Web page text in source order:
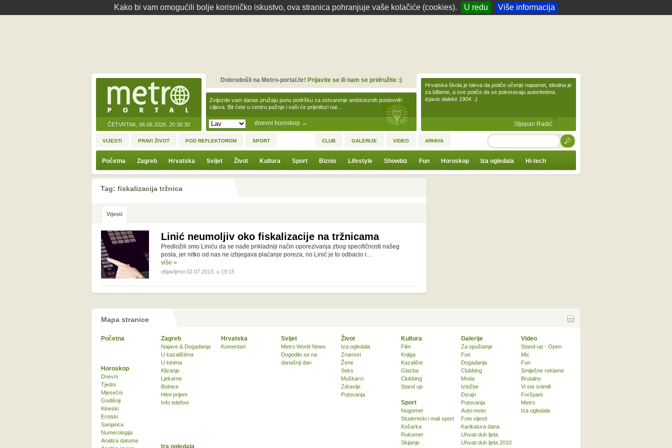
Kako bi vam omogućili bolje korisničko iskustvo, ova stranica pohranjuje vaše kolačiće (cookies). U redu Više informacija
ČETVRTAK, 06.08.2026. 20:36:30 dnevni horoskop →
Zvijezde vam danas pružaju punu podršku za ostvarenje ambicioznih poslovnih
ciljeva. Bit ćete u centru pažnje i vaši će prijedlozi nai…
Dobrodošli na Metro-portal.hr! Prijavite seili nam se pridružite :)
Hrvatska škola je takva da potiče učenje napamet, idealna je
za biflante, a sve potiče da se pokoravaju autoritetima
izjavio daleke 1904. :)
Stjepan Radić
VIJESTI PRAVI ŽIVOT POD REFLEKTOROM SPORT CLUB GALERIJE VIDEO ARHIVA TRAŽI
Početna Zagreb Hrvatska Svijet Život Kultura Sport Biznis Lifestyle Showbiz Fun Horoskop Iza ogledala Hi-tech
Tag: fiskalizacija tržnica
Vijesti
Linić neumoljiv oko fiskalizacije na tržnicama
Predložili smo Liniću da se nađe prikladniji način oporezivanja zbog specifičnosti našeg
posla, jer nitko od nas ne izbjegava plaćanje poreza, no Linić je to odbacio i…
više »
objavljeno 02.07.2013. u 19:15
Mapa stranice
Početna Zagreb
Najave & Događanja
U kazalištima
U kinima
Klizanje
Ljekarne
Bolnice
Hitni prijem
Info telefoni
Hrvatska
Komentari
Svijet
Metro World News
Dogodilo se na
današnji dan
Život
Iza ogledala
Znanost
Žene
Seks
Muškarci
Zdravlje
Putovanja
Kultura
Film
Knjiga
Kazalište
Glazba
Clubbing
Stand up
Sport
Nogomet
Studentski i mali sport
Košarka
Rukomet
Skijanje
Horoskop
Dnevni
Tjedni
Mjesečni
Godišnji
Kineski
Erotski
Sanjarica
Numerologija
Analiza datuma
Iza ogledala
Galerije
Za opuštanje
Fun
Događanja
Clubbing
Moda
Izložbe
Dizajn
Putovanja
Auto-moto
Foto vijesti
Karikatura dana
Uhvati duh ljeta
Uhvati duh ljeta 2010
Video
Stand-up - Open
Mic
Fun
Smiješne reklame
Brutalno
Vi ste snimili
Foršpani
Metro
Iza ogledala